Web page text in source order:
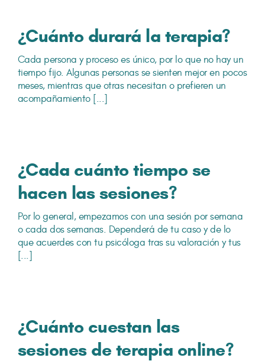
¿Cuánto durará la terapia?
Cada persona y proceso es único, por lo que no hay un
tiempo fijo. Algunas personas se sienten mejor en pocos
meses, mientras que otras necesitan o prefieren un
acompañamiento [...]
¿Cada cuánto tiempo se
hacen las sesiones?
Por lo general, empezamos con una sesión por semana
o cada dos semanas. Dependerá de tu caso y de lo
que acuerdes con tu psicóloga tras su valoración y tus
[...]
¿Cuánto cuestan las
sesiones de terapia online?